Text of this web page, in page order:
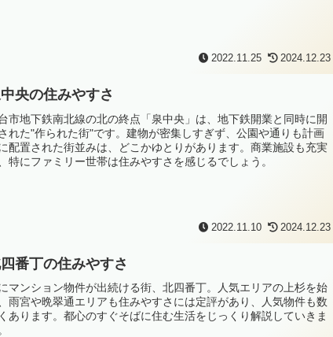
2022.11.25 2024.12.23
央の住みやすさ
市地下鉄南北線の北の終点「泉中央」は、地下鉄開業と同時に開
れた"作られた街"です。建物が密集しすぎず、公園や通りも計画
配置された街並みは、どこかゆとりがあります。商業施設も充実
特にファミリー世帯は住みやすさを感じるでしょう。
2022.11.10 2024.12.23
番丁の住みやすさ
マンション物件が出続ける街、北四番丁。人気エリアの上杉を始
雨宮や晩翠通エリアも住みやすさには定評があり、人気物件も数
あります。都心のすぐそばに住む生活をじっくり解説していきま